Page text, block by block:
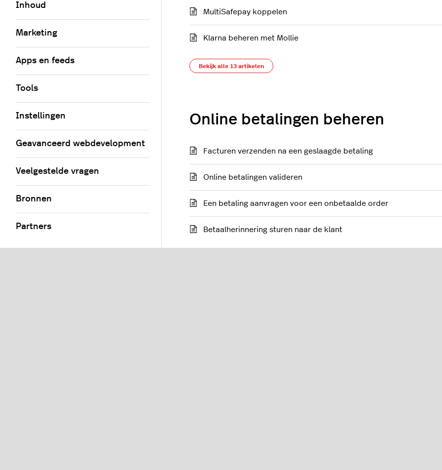
MultiSafepay koppelen
Klarna beheren met Mollie
Bekijk alle 13 artikelen
Online betalingen beheren
Facturen verzenden na een geslaagde betaling
Online betalingen valideren
Een betaling aanvragen voor een onbetaalde order
Betaalherinnering sturen naar de klant
Inhoud
Marketing
Apps en feeds
Tools
Instellingen
Geavanceerd webdevelopment
Veelgestelde vragen
Bronnen
Partners